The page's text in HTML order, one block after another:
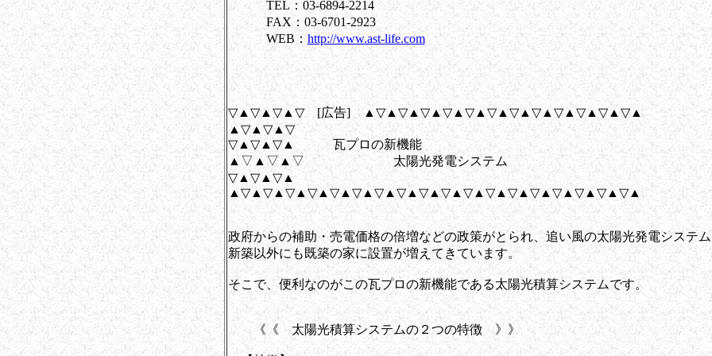
TEL：03-6894-2214
FAX：03-6701-2923
WEB： http://www.ast-life.com
▽▲▽▲▽▲▽ [広告] ▲▽▲▽▲▽▲▽▲▽▲▽▲▽▲▽▲▽▲▽▲▽▲▽▲
▲▽▲▽▲▽
▽▲▽▲▽▲ 瓦プロの新機能
▲▽▲▽▲▽ 太陽光発電システム
▽▲▽▲▽▲
▲▽▲▽▲▽▲▽▲▽▲▽▲▽▲▽▲▽▲▽▲▽▲▽▲▽▲▽▲▽▲▽▲▽▲▽▲
政府からの補助・売電価格の倍増などの政策がとられ、追い風の太陽光発電システ
新築以外にも既築の家に設置が増えてきています。
そこで、便利なのがこの瓦プロの新機能である太陽光積算システムです。
《《 太陽光積算システムの２つの特徴 》》